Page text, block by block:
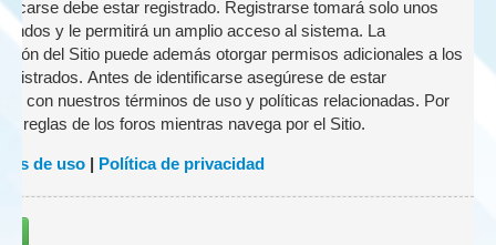
debe estar registrado. Registrarse tomará solo unos
y le permitirá un amplio acceso al sistema. La
del Sitio puede además otorgar permisos adicionales a los
Antes de identificarse asegúrese de estar
con nuestros términos de uso y políticas relacionadas. Por
reglas de los foros mientras navega por el Sitio.
de uso Política de privacidad